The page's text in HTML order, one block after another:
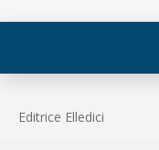
Editrice Elledici